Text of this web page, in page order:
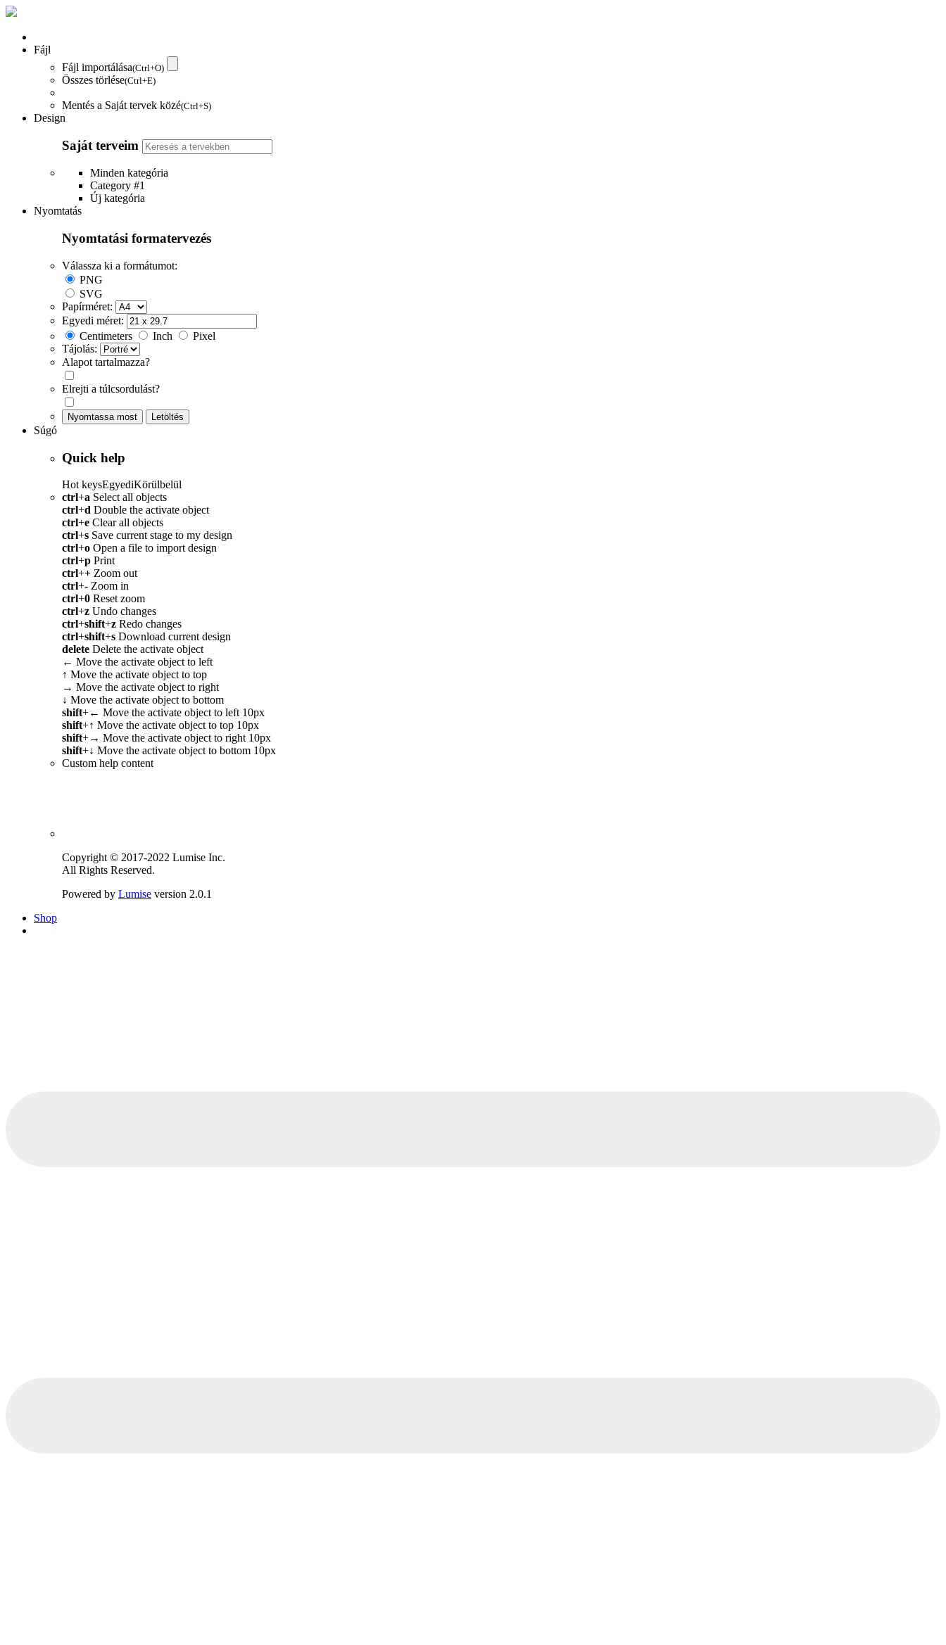
Fájl
Fájl importálása(Ctrl+O)
Összes törlése(Ctrl+E)
Mentés a Saját tervek közé(Ctrl+S)
Design
Saját terveim
Minden kategória
Category #1
Új kategória
Nyomtatás
Nyomtatási formatervezés
Válassza ki a formátumot:
PNG
SVG
Papírméret:
Egyedi méret:
Centimeters
Inch
Pixel
Tájolás:
Alapot tartalmazza?
Elrejti a túlcsordulást?
Nyomtassa most Letöltés
Súgó
Quick help
Hot keysEgyediKörülbelül
ctrl+a Select all objects
ctrl+d Double the activate object
ctrl+e Clear all objects
ctrl+s Save current stage to my design
ctrl+o Open a file to import design
ctrl+p Print
ctrl++ Zoom out
ctrl+- Zoom in
ctrl+0 Reset zoom
ctrl+z Undo changes
ctrl+shift+z Redo changes
ctrl+shift+s Download current design
delete Delete the activate object
← Move the activate object to left
↑ Move the activate object to top
→ Move the activate object to right
↓ Move the activate object to bottom
shift+← Move the activate object to left 10px
shift+↑ Move the activate object to top 10px
shift+→ Move the activate object to right 10px
shift+↓ Move the activate object to bottom 10px
Custom help content
Copyright © 2017-2022 Lumise Inc.
All Rights Reserved.
Powered by Lumise version 2.0.1
Shop